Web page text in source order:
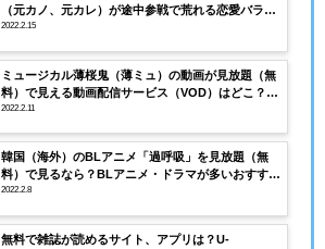
（元カノ、元カレ）が途中参戦で荒れる恋愛バラエ
ティ！
2022.2.15
ミュージカル薄桜鬼（薄ミュ）の動画が見放題（無
料）で見える動画配信サービス（VOD）はどこ？薄
桜鬼アニメ、劇場版、OVAも見放題で見れる？
2022.2.11
韓国（海外）のBLアニメ「過呼吸」を見放題（無
料）で見るなら？BLアニメ・ドラマが多いおすすめ
の動画配信サービス（VOD）はどこ？
2022.2.8
無料で雑誌が読めるサイト、アプリは？U-